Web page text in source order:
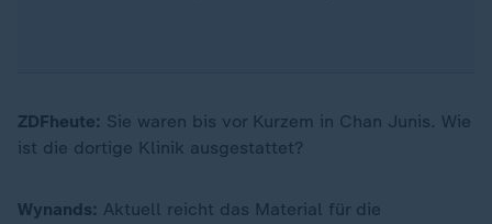
ZDFheute: Sie waren bis vor Kurzem in Chan Junis. Wie
ist die dortige Klinik ausgestattet?
Wynands: Aktuell reicht das Material für die